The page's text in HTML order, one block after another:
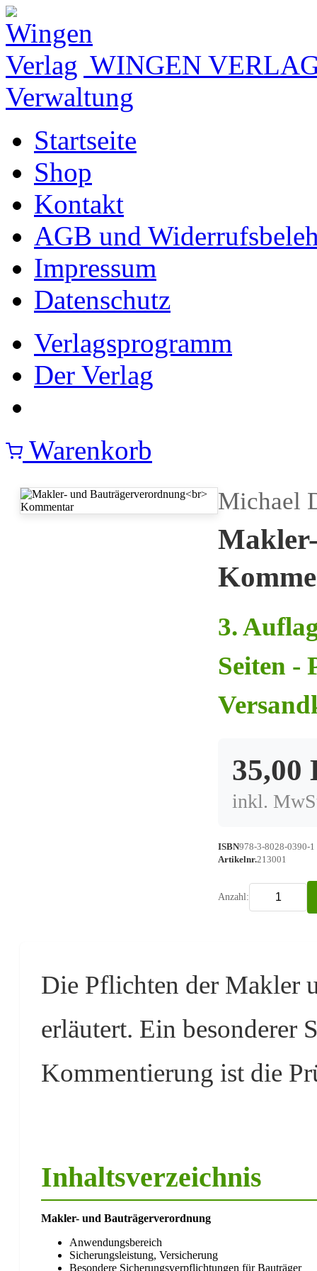
WINGEN
Verwaltung
Startseite
Shop
Kontakt
AGB und
Impressum
Datenschutz
Verlagsprogramm
Der Verlag
Warenkorb
Michael
3.
Seiten -
35,00
inkl.
ISBN978-3-8028-0390-1
Artikelnr.213001
Anzahl:
Die Pflichten der Makler
erläutert. Ein besonderer
Kommentierung ist die
Inhaltsverzeichnis
Makler- und Bauträgerverordnung
Anwendungsbereich
Sicherungsleistung, Versicherung
Besondere Sicherungsverpflichtungen für Bauträger